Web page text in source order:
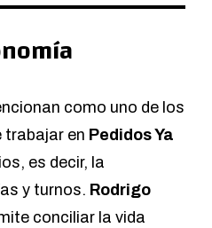
como uno de los
trabajar en Pedidos Ya
es decir, la
y turnos. Rodrigo
conciliar la vida